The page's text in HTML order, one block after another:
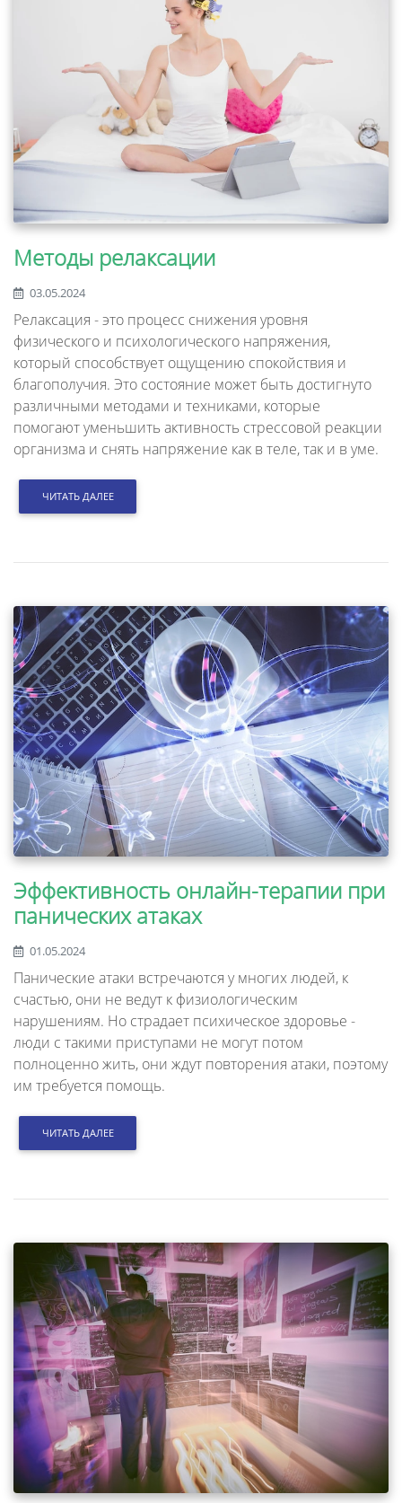
Методы релаксации
03.05.2024
Релаксация - это процесс снижения уровня
физического и психологического напряжения,
который способствует ощущению спокойствия и
благополучия. Это состояние может быть достигнуто
различными методами и техниками, которые
помогают уменьшить активность стрессовой реакции
организма и снять напряжение как в теле, так и в уме.
ЧИТАТЬ ДАЛЕЕ
Эффективность онлайн-терапии при
панических атаках
01.05.2024
Панические атаки встречаются у многих людей, к
счастью, они не ведут к физиологическим
нарушениям. Но страдает психическое здоровье -
люди с такими приступами не могут потом
полноценно жить, они ждут повторения атаки, поэтому
им требуется помощь.
ЧИТАТЬ ДАЛЕЕ